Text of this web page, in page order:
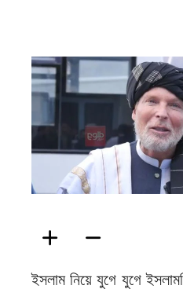
ইসলাম নিয়ে যুগে যুগে